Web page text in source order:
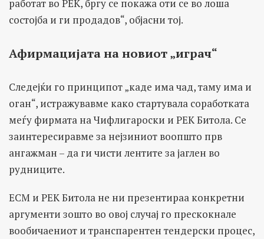
работат во РЕК, бргу се покажа оти се во лоша
состојба и ги продадов“, објасни тој.
Афирмацијата на новиот „играч“
Следејќи го принципот „каде има чад, таму има и
оган“, истражувавме како стартувала соработката
меѓу фирмата на Чифлигароски и РЕК Битола. Се
заинтересиравме за нејзиниот воопшто прв
ангажман – да ги чисти лентите за јаглен во
рудниците.
ЕСМ и РЕК Битола не ни презентираа конкретни
аргументи зошто во овој случај го прескокнале
вообичаениот и транспарентен тендерски процес,